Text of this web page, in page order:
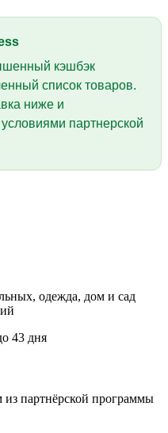
кэшбэк
список товаров.
ниже и
партнерской
одежда, дом и сад
43 дня
партнёрской программы